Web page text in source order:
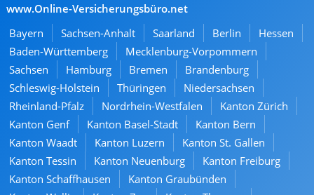
www.Online-Versicherungsbüro.net
Bayern
Sachsen-Anhalt Saarland Berlin
Hessen
Baden-Württemberg
Mecklenburg-Vorpommern
Sachsen
Hamburg Bremen
Brandenburg
Schleswig-Holstein
Thüringen
Niedersachsen
Rheinland-Pfalz
Nordrhein-Westfalen
Kanton Zürich
Kanton Genf
Kanton Basel-Stadt
Kanton Bern
Kanton Waadt
Kanton Luzern
Kanton St. Gallen
Kanton Tessin
Kanton Neuenburg
Kanton Freiburg
Kanton Schaffhausen
Kanton Graubünden